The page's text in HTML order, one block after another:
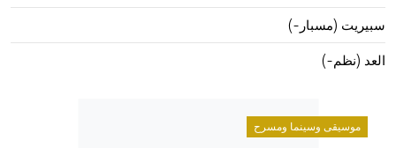
سبيريت (مسبار-)
العد (نظم-)
موسيقى وسينما ومسرح